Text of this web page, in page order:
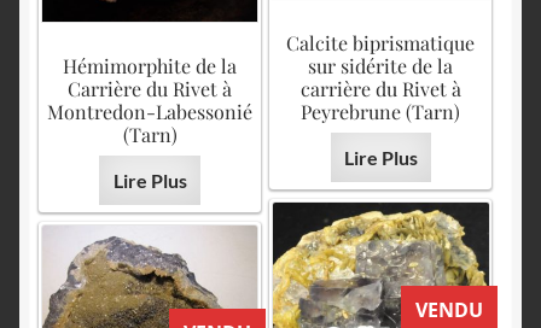
Calcite biprismatique
sur sidérite de la
carrière du Rivet à
Peyrebrune (Tarn)
Lire Plus
Hémimorphite de la
Carrière du Rivet à
Montredon-Labessonié
(Tarn)
Lire Plus
VENDU